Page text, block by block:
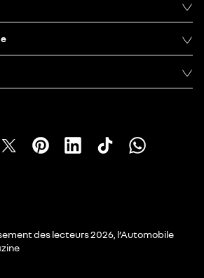
des lecteurs 2026, l’Automobile